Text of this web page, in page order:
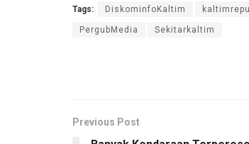
Tags: DiskominfoKaltim
PergubMedia Sekitarkaltim
Previous Post